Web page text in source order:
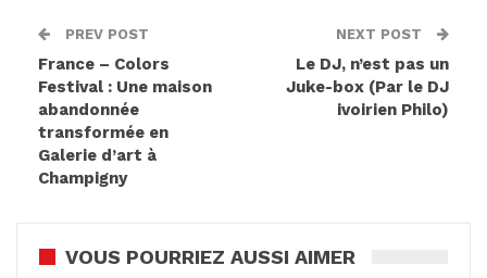
PREV POST
France – Colors
Festival : Une maison
abandonnée
transformée en
Galerie d’art à
Champigny
NEXT POST
Le DJ, n’est pas un
Juke-box (Par le DJ
ivoirien Philo)
VOUS POURRIEZ AUSSI AIMER